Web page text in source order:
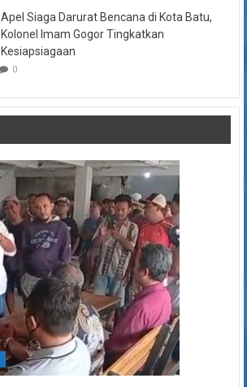
Apel Siaga Darurat Bencana di Kota Batu,
Kolonel Imam Gogor Tingkatkan
Kesiapsiagaan
0